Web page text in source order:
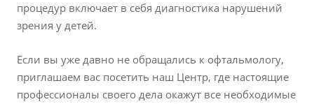
процедур включает в себя диагностика нарушений
зрения у детей.
Если вы уже давно не обращались к офтальмологу,
приглашаем вас посетить наш Центр, где настоящие
профессионалы своего дела окажут все необходимые